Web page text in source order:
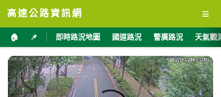
高速公路資訊網 ≡
🏠 📌 即時路況地圖 國道路況 警廣路況 天氣觀